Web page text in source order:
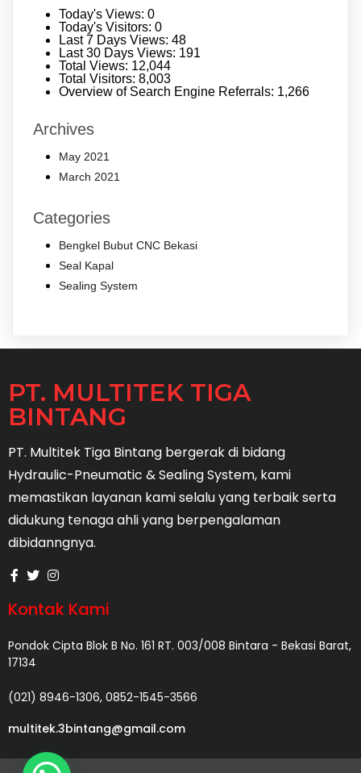
Today's Views: 0
Today's Visitors: 0
Last 7 Days Views: 48
Last 30 Days Views: 191
Total Views: 12,044
Total Visitors: 8,003
Overview of Search Engine Referrals: 1,266
Archives
May 2021
March 2021
Categories
Bengkel Bubut CNC Bekasi
Seal Kapal
Sealing System
PT. MULTITEK TIGA
BINTANG
PT. Multitek Tiga Bintang bergerak di bidang
Hydraulic-Pneumatic & Sealing System, kami
memastikan layanan kami selalu yang terbaik serta
didukung tenaga ahli yang berpengalaman
dibidanngnya.
Kontak Kami
Pondok Cipta Blok B No. 161 RT. 003/008 Bintara - Bekasi Barat,
17134
(021) 8946-1306, 0852-1545-3566
multitek.3bintang@gmail.com